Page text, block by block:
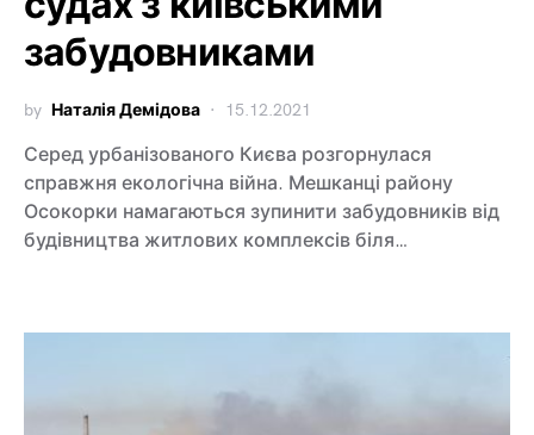
забудовниками
by Наталія Демідова 15.12.2021
Серед урбанізованого Києва розгорнулася
справжня екологічна війна. Мешканці району
Осокорки намагаються зупинити забудовників від
будівництва житлових комплексів біля…